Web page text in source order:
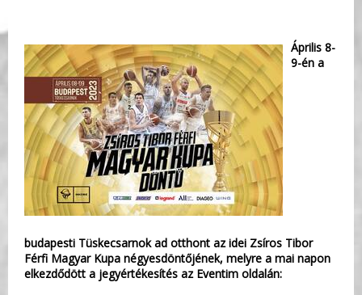
Április 8-
9-én a
budapesti Tüskecsarnok ad otthont az idei Zsíros Tibor
Férfi Magyar Kupa négyesdöntőjének, melyre a mai napon
elkezdődött a jegyértékesítés az Eventim oldalán: